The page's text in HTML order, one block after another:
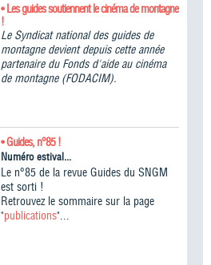
• Les guides soutiennent le cinéma de montagne
!
Le Syndicat national des guides de
montagne devient depuis cette année
partenaire du Fonds d'aide au cinéma
de montagne (FODACIM).
• Guides, n°85 !
Numéro estival...
Le n°85 de la revue Guides du SNGM
est sorti !
Retrouvez le sommaire sur la page
"publications"...